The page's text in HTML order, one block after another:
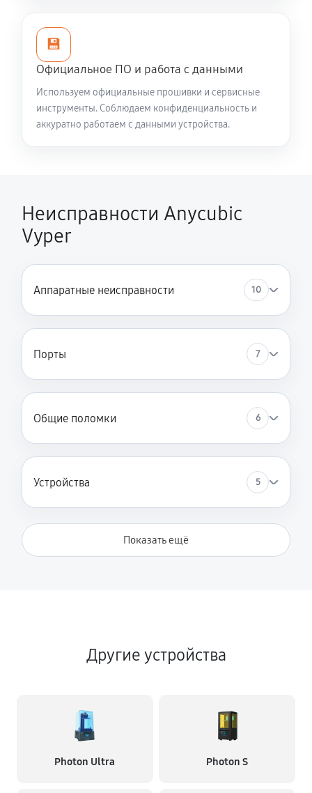
💾
Официальное ПО и работа с данными
Используем официальные прошивки и сервисные
инструменты. Соблюдаем конфиденциальность и
аккуратно работаем с данными устройства.
Неисправности Anycubic
Vyper
Аппаратные неисправности 10
Порты 7
Общие поломки 6
Устройства 5
Показать ещё
Другие устройства
Photon Ultra Photon S